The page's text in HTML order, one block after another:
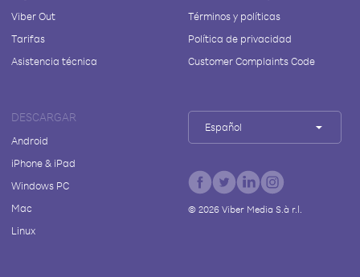
Viber Out
Tarifas
Asistencia técnica
Términos y políticas
Política de privacidad
Customer Complaints Code
DESCARGAR
Android
iPhone & iPad
Windows PC
Mac
Linux
Español
© 2026Viber Media S.à r.l.